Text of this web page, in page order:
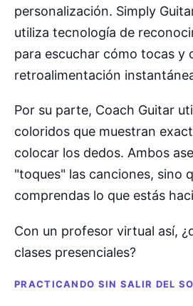
personalización. Simply
utiliza tecnología de
para escuchar cómo tocas y
retroalimentación
Por su parte, Coach Guitar
coloridos que muestran
colocar los dedos. Ambos
"toques" las canciones, sino
comprendas lo que estás
Con un profesor virtual así,
clases presenciales?
PRACTICANDO SIN SALIR DEL